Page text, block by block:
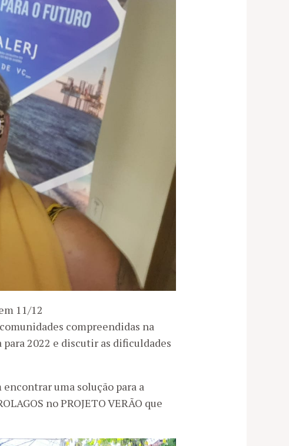
11/12
compreendidas na
2022 e discutir as dificuldades
uma solução para a
no PROJETO VERÃO que